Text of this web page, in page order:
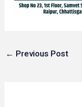
← Previous Post